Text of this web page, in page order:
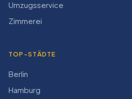
Umzugsservice
Zimmerei
TOP-STÄDTE
Berlin
Hamburg